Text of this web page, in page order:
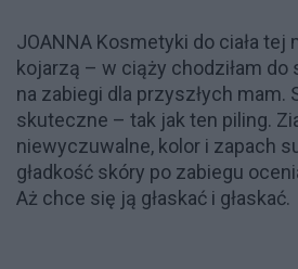
JOANNA Kosmetyki do ciała tej
kojarzą – w ciąży chodziłam do
na zabiegi dla przyszłych mam.
skuteczne – tak jak ten piling.
niewyczuwalne, kolor i zapach
gładkość skóry po zabiegu
Aż chce się ją głaskać i głaskać.